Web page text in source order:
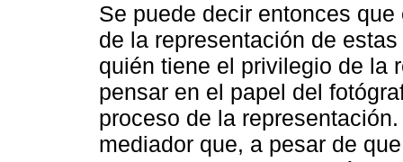
Se puede decir entonces
de la representación de
quién tiene el privilegio de la
pensar en el papel del
proceso de la
mediador que, a pesar de